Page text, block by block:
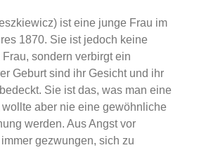
ist eine junge Frau im
1870. Sie ist jedoch keine
sondern verbirgt ein
Geburt sind ihr Gesicht und ihr
Sie ist das, was man eine
wollte aber nie eine gewöhnliche
werden. Aus Angst vor
gezwungen, sich zu